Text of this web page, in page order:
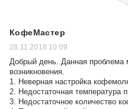
КофеМастер
28.11.2018 10:09
Добрый день. Данная проблема
возникновения.
1. Неверная настройка
2. Недостаточная температура
3. Недостаточное количество